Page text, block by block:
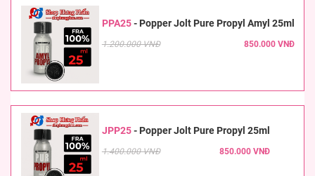
PPA25- Popper Jolt Pure Propyl Amyl 25ml
1.200.000 VNĐ 850.000 VNĐ
JPP25- Popper Jolt Pure Propyl 25ml
1.400.000 VNĐ 850.000 VNĐ